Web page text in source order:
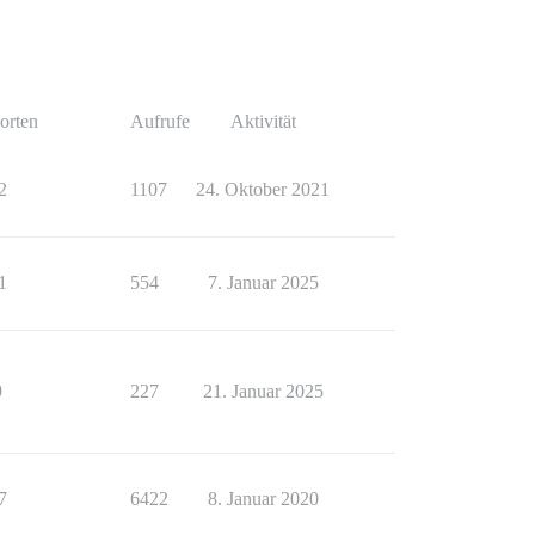
Aufrufe Aktivität
1107 24. Oktober 2021
554 7. Januar 2025
227 21. Januar 2025
6422 8. Januar 2020